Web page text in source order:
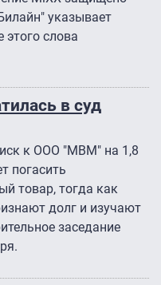
указывает
этого слова
в суд
к ООО "МВМ" на 1,8
погасить
товар, тогда как
долг и изучают
заседание